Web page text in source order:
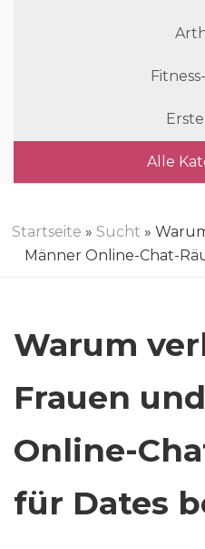
Alle
Startseite » Sucht »
Männer Online-Chat-
Warum
Frauen
Online-
für Dates